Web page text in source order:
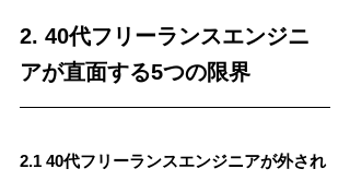
2. 40代フリーランスエンジニ
アが直面する5つの限界
2.1 40代フリーランスエンジニアが外され